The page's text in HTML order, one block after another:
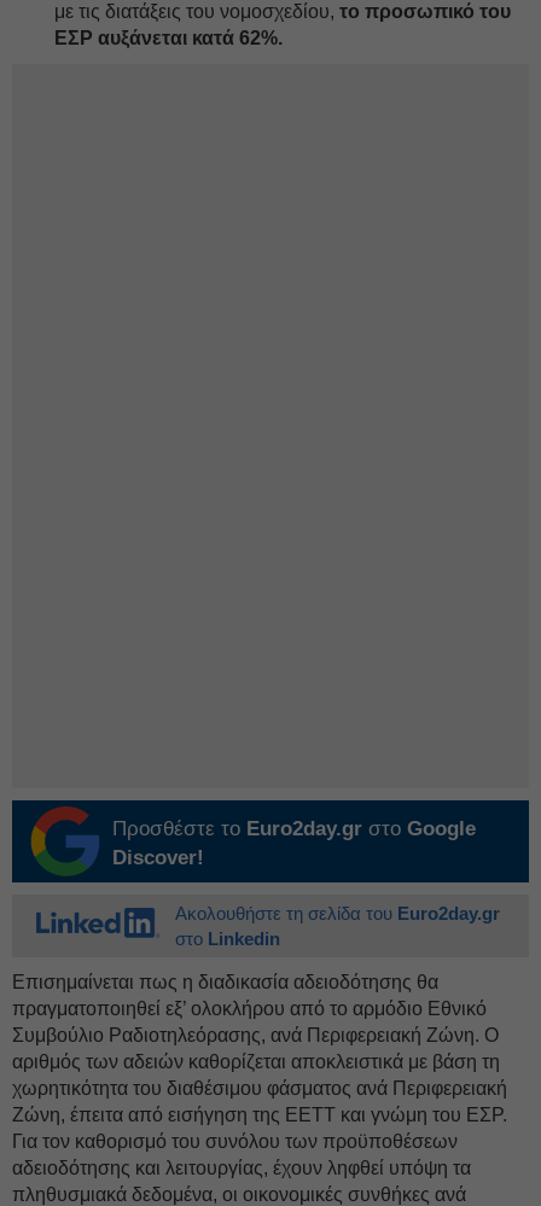
με τις διατάξεις του νομοσχεδίου, το προσωπικό του
ΕΣΡ αυξάνεται κατά 62%.
Προσθέστε το Euro2day.gr στο Google
Discover!
Ακολουθήστε τη σελίδα του Euro2day.gr
στο Linkedin
Επισημαίνεται πως η διαδικασία αδειοδότησης θα
πραγματοποιηθεί εξ’ ολοκλήρου από το αρμόδιο Εθνικό
Συμβούλιο Ραδιοτηλεόρασης, ανά Περιφερειακή Ζώνη. Ο
αριθμός των αδειών καθορίζεται αποκλειστικά με βάση τη
χωρητικότητα του διαθέσιμου φάσματος ανά Περιφερειακή
Ζώνη, έπειτα από εισήγηση της ΕΕΤΤ και γνώμη του ΕΣΡ.
Για τον καθορισμό του συνόλου των προϋποθέσεων
αδειοδότησης και λειτουργίας, έχουν ληφθεί υπόψη τα
πληθυσμιακά δεδομένα, οι οικονομικές συνθήκες ανά